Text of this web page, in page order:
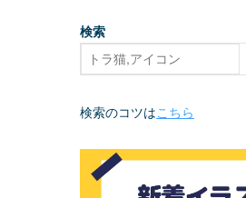
検索
検索のコツはこちら